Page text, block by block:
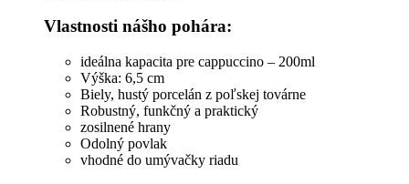
Vlastnosti nášho pohára:
ideálna kapacita pre cappuccino – 200ml
Výška: 6,5 cm
Biely, hustý porcelán z poľskej továrne
Robustný, funkčný a praktický
zosilnené hrany
Odolný povlak
vhodné do umývačky riadu